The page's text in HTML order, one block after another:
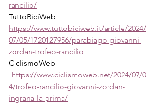
rancilio/
TuttoBiciWeb
https://www.tuttobiciweb.it/article/2024/
07/05/1720127956/parabiago-giovanni-
zordan-trofeo-rancilio
CiclismoWeb
https://www.ciclismoweb.net/2024/07/0
4/trofeo-rancilio-giovanni-zordan-
ingrana-la-prima/